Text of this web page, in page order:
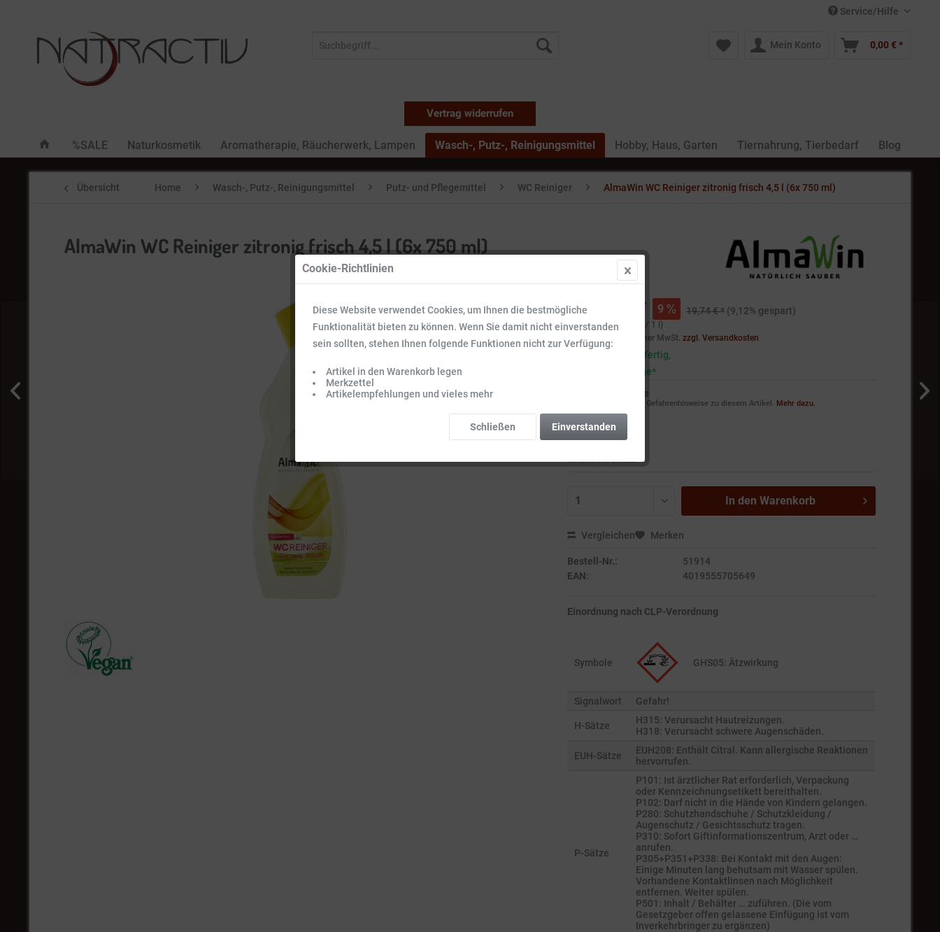
Service/Hilfe
Mein Konto 0,00 € *
Vertrag widerrufen
%SALE Naturkosmetik Aromatherapie, Räucherwerk, Lampen Wasch-, Putz-, Reinigungsmittel Hobby, Haus, Garten Tiernahrung, Tierbedarf Blog
Übersicht Home Wasch-, Putz-, Reinigungsmittel Putz- und Pflegemittel WC Reiniger AlmaWin WC Reiniger zitronig frisch 4,5 l (6x 750 ml)
AlmaWin WC Reiniger zitronig frisch 4,5 l (6x 750 ml)
17,94 € * 9 19,74 € * (9,12% gespart)
Inhalt:4.5 l (3,99 € * / 1 l)
Preise inkl. gesetzlicher MwSt.zzgl. Versandkosten
Sofort versandfertig,
Lieferzeit 3-5 Tage*
Gefahrenhinweise
Bitte beachten Sie die Gefahrenhinweise zu diesem Artikel. Mehr dazu.
Gefahrwort: Gefahr!
In den Warenkorb
Vergleichen Merken
Bestell-Nr.:
51914
EAN:
4019555705649
Einordnung nach CLP-Verordnung
Symbole GHS05: Ätzwirkung
Signalwort Gefahr!
H-Sätze
H315: Verursacht Hautreizungen.
H318: Verursacht schwere Augenschäden.
EUH-Sätze
EUH208: Enthält Citral. Kann allergische Reaktionen
hervorrufen.
P-Sätze
P101: Ist ärztlicher Rat erforderlich, Verpackung
oder Kennzeichnungsetikett bereithalten.
P102: Darf nicht in die Hände von Kindern gelangen.
P280: Schutzhandschuhe / Schutzkleidung /
Augenschutz / Gesichtsschutz tragen.
P310: Sofort Giftinformationszentrum, Arzt oder …
anrufen.
P305+P351+P338: Bei Kontakt mit den Augen:
Einige Minuten lang behutsam mit Wasser spülen.
Vorhandene Kontaktlinsen nach Möglichkeit
entfernen. Weiter spülen.
P501: Inhalt / Behälter … zuführen. (Die vom
Gesetzgeber offen gelassene Einfügung ist vom
Inverkehrbringer zu ergänzen)
Cookie-Richtlinien
Diese Website verwendet Cookies, um Ihnen die bestmögliche
Funktionalität bieten zu können. Wenn Sie damit nicht einverstanden
sein sollten, stehen Ihnen folgende Funktionen nicht zur Verfügung:
Artikel in den Warenkorb legen
Merkzettel
Artikelempfehlungen und vieles mehr
Einverstanden
Schließen